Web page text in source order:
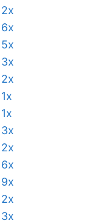
2x
6x
5x
3x
2x
1x
1x
3x
2x
6x
9x
2x
3x